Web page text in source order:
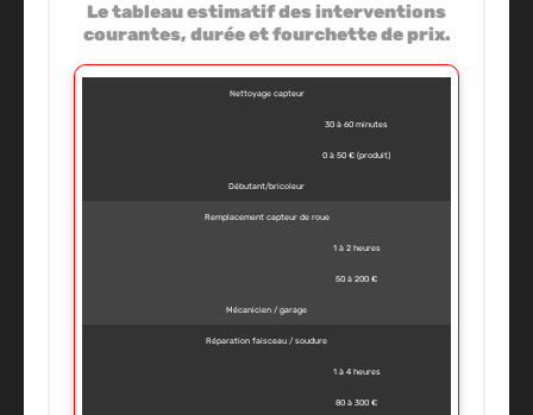
Le tableau estimatif des interventions
courantes, durée et fourchette de prix.
Nettoyage capteur
30 à 60 minutes
0 à 50 € (produit)
Débutant/bricoleur
Remplacement capteur de roue
1 à 2 heures
50 à 200 €
Mécanicien / garage
Réparation faisceau / soudure
1 à 4 heures
80 à 300 €